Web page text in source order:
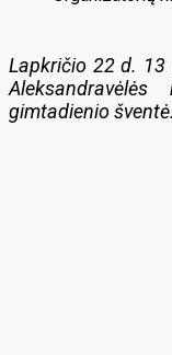
Lapkričio 22 d. 13
gimtadienio šventė.